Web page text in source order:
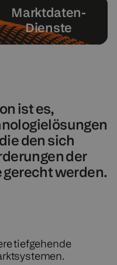
Marktdaten-
Dienste
ist es,
den sich
der
werden.
tiefgehende